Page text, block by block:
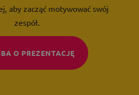
aby zacząć motywować swój
zespół.
O PREZENTACJĘ